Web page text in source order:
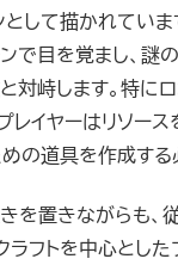
して描かれていま
で目を覚まし、謎
対峙します。特に
レイヤーはリソース
の道具を作成する
を置きながらも、
ラフトを中心とした